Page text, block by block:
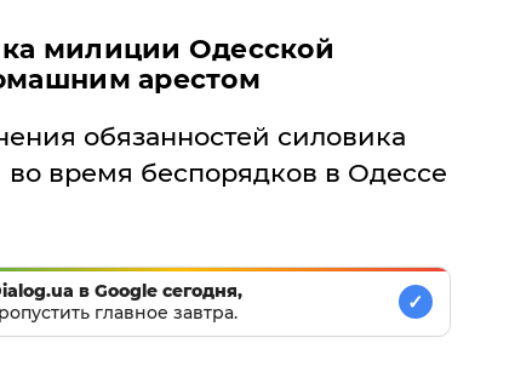
милиции Одесской
арестом
обязанностей силовика
время беспорядков в Одессе
в Google сегодня,
главное завтра.
✓